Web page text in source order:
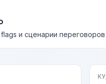
и сценарии